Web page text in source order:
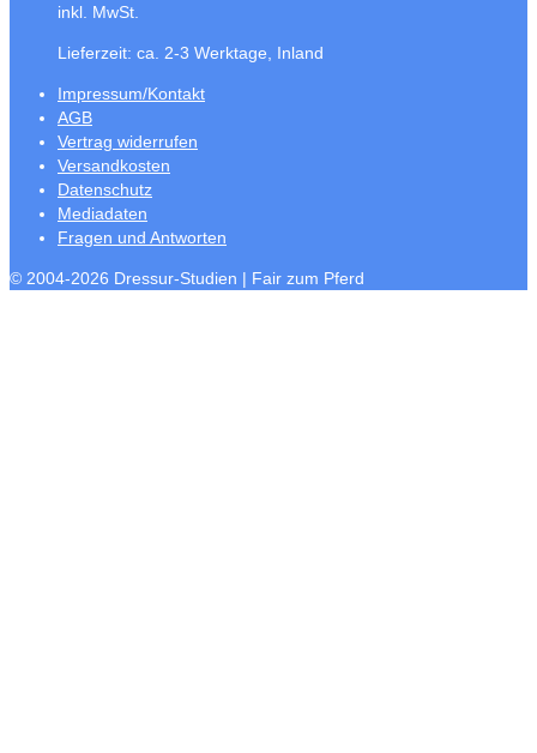
inkl. MwSt.
Lieferzeit: ca. 2-3 Werktage, Inland
Impressum/Kontakt
AGB
Vertrag widerrufen
Versandkosten
Datenschutz
Mediadaten
Fragen und Antworten
© 2004-2026 Dressur-Studien | Fair zum Pferd